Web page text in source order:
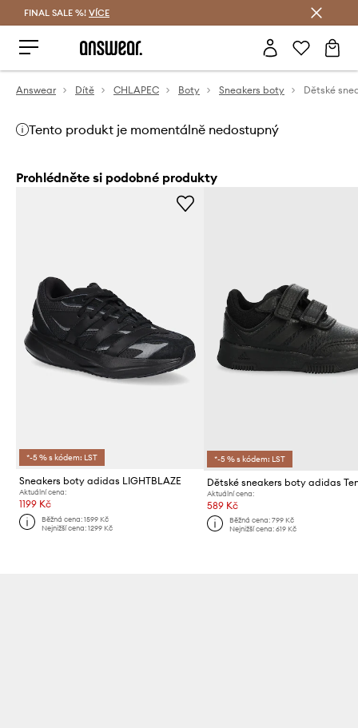
FINAL SALE %! VÍCE
Answear Dítě CHLAPEC Boty Sneakers boty
Tento produkt je momentálně nedostupný
Prohlédněte si podobné produkty
*-5 % s kódem: LST
Sneakers boty adidas LIGHTBLAZE
Aktuální cena:
1199 Kč
Běžná cena:1599 Kč
Nejnižší cena:1299 Kč
*-5 % s kódem: LST
Aktuální cena:
589 Kč
Běžná cena: 799 Kč
Nejnižší cena: 619 Kč